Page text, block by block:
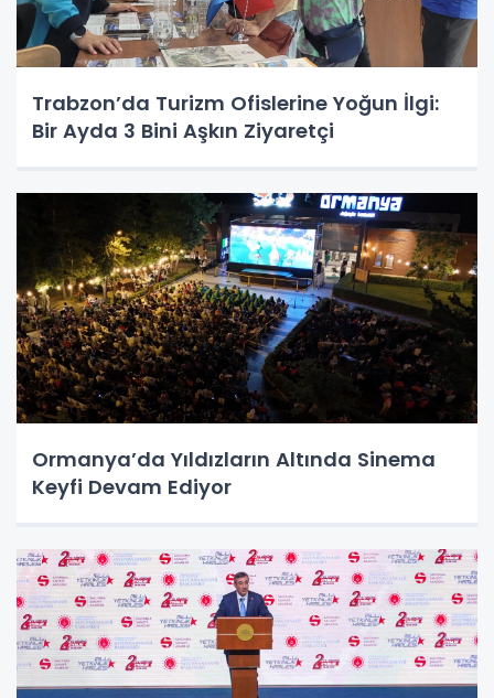
Trabzon’da Turizm Ofislerine Yoğun İlgi:
Bir Ayda 3 Bini Aşkın Ziyaretçi
Ormanya’da Yıldızların Altında Sinema
Keyfi Devam Ediyor